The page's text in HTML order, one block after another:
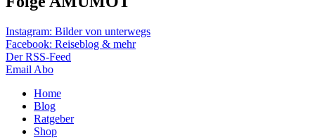
Instagram: Bilder von unterwegs
Facebook: Reiseblog & mehr
Der RSS-Feed
Email Abo
Home
Blog
Ratgeber
Shop